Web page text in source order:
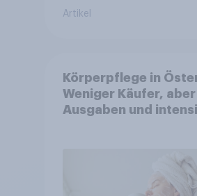
Artikel
Körperpflege in
Weniger Käufer,
Ausgaben und